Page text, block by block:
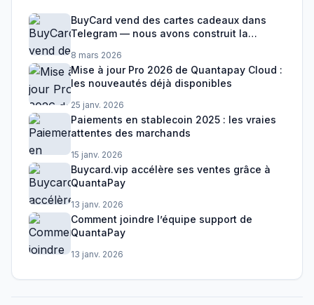
BuyCard vend des cartes cadeaux dans
Telegram — nous avons construit la
8 mars 2026
Mise à jour Pro 2026 de Quantapay Cloud :
les nouveautés déjà disponibles
25 janv. 2026
Paiements en stablecoin 2025 : les vraies
attentes des marchands
15 janv. 2026
Buycard.vip accélère ses ventes grâce à
QuantaPay
13 janv. 2026
Comment joindre l’équipe support de
QuantaPay
13 janv. 2026